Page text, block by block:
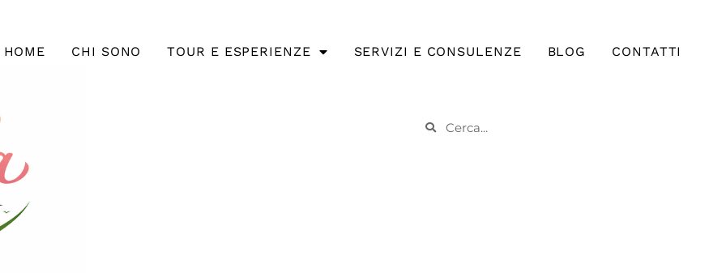
HOME CHI SONO TOUR E ESPERIENZE SERVIZI E CONSULENZE BLOG CONTATTI